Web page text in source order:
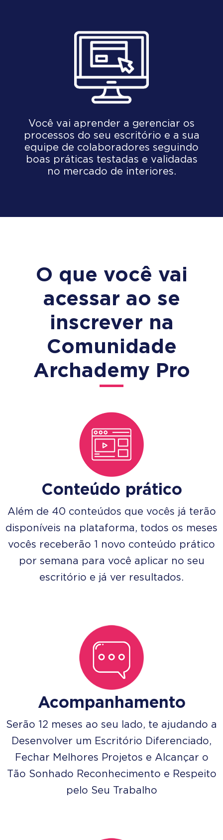
Você vai aprender a gerenciar os
processos do seu escritório e a sua
equipe de colaboradores seguindo
boas práticas testadas e validadas
no mercado de interiores.
O que você vai
acessar ao se
inscrever na
Comunidade
Archademy Pro
Conteúdo prático
Além de 40 conteúdos que vocês já terão
disponíveis na plataforma, todos os meses
vocês receberão 1 novo conteúdo prático
por semana para você aplicar no seu
escritório e já ver resultados.
Acompanhamento
Serão 12 meses ao seu lado, te ajudando a
Desenvolver um Escritório Diferenciado,
Fechar Melhores Projetos e Alcançar o
Tão Sonhado Reconhecimento e Respeito
pelo Seu Trabalho